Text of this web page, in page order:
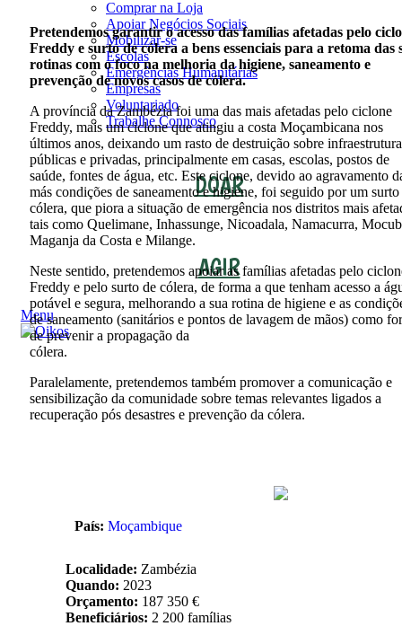
Comprar na Loja
Apoiar Negócios Sociais
Mobilizar-se
Escolas
Emergências Humanitárias
Empresas
Voluntariado
Trabalhe Connosco
DOAR
AGIR
Menu
Pretendemos garantir o acesso das famílias afetadas pelo
Freddy e surto de cólera a bens essenciais para a retoma das
rotinas com o foco na melhoria da higiene, saneamento e
prevenção de novos casos de cólera.
A província da Zambézia foi uma das mais afetadas pelo ciclone
Freddy, mais um ciclone que atingiu a costa Moçambicana nos
últimos anos, deixando um rasto de destruição sobre
públicas e privadas, principalmente em casas, escolas, postos de
saúde, fontes de água, etc. Este ciclone, devido ao agravamento
más condições de saneamento e higiene, foi seguido por um surto
cólera, que piora a situação de emergência nos distritos mais
tais como Quelimane, Inhassunge, Nicoadala, Namacurra,
Maganja da Costa e Milange.
Neste sentido, pretendemos apoiar as famílias afetadas pelo
Freddy e pelo surto de cólera, de forma a que tenham acesso a
potável e segura, melhorando a sua rotina de higiene e as
de saneamento (sanitários e pontos de lavagem de mãos) como
de prevenir a propagação da
cólera.
Paralelamente, pretendemos também promover a comunicação e
sensibilização da comunidade sobre temas relevantes ligados a
recuperação pós desastres e prevenção da cólera.
País: Moçambique
Localidade: Zambézia
Quando: 2023
Orçamento: 187 350 €
Beneficiários: 2 200 famílias